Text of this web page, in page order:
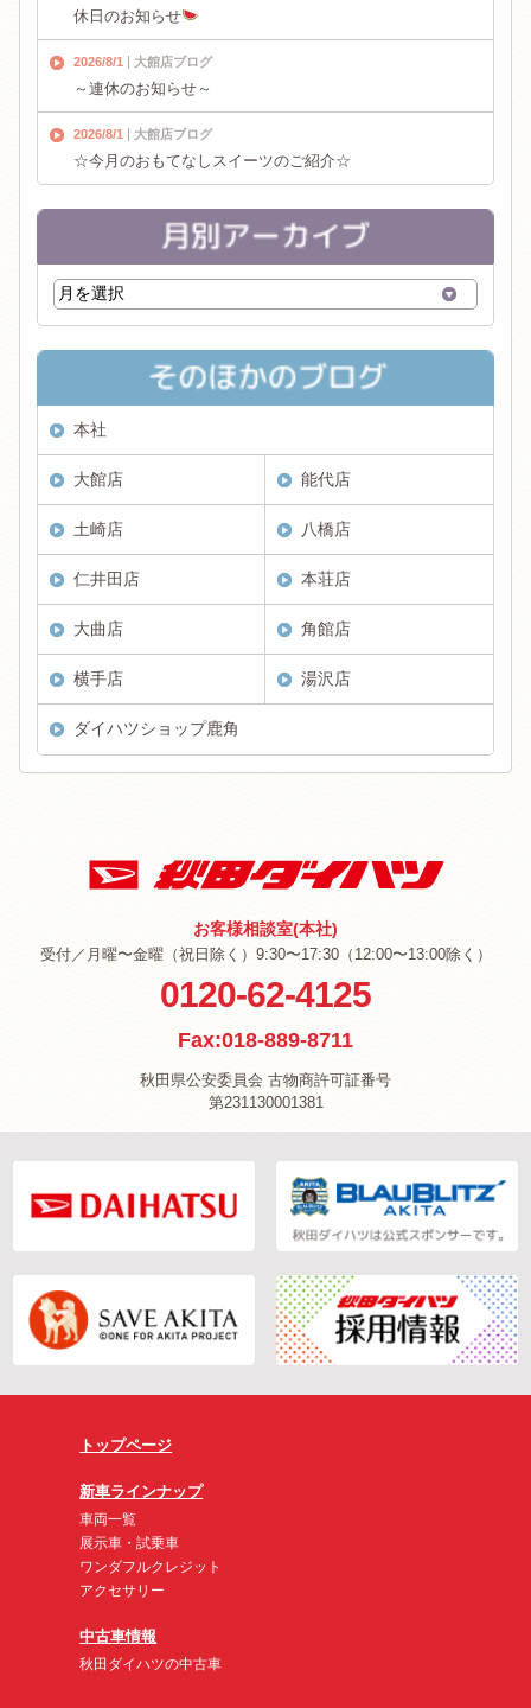
休日のお知らせ
2026/8/1 大館店ブログ
～連休のお知らせ～
2026/8/1 大館店ブログ
☆今月のおもてなしスイーツのご紹介☆
本社
大館店 能代店
土崎店 八橋店
仁井田店 本荘店
大曲店 角館店
横手店 湯沢店
ダイハツショップ鹿角
お客様相談室(本社)
受付／月曜〜金曜（祝日除く）9:30〜17:30（12:00〜13:00除く）
0120-62-4125
Fax:018-889-8711
秋田県公安委員会 古物商許可証番号
第231130001381
トップページ
新車ラインナップ
車両一覧
展示車・試乗車
ワンダフルクレジット
アクセサリー
中古車情報
秋田ダイハツの中古車